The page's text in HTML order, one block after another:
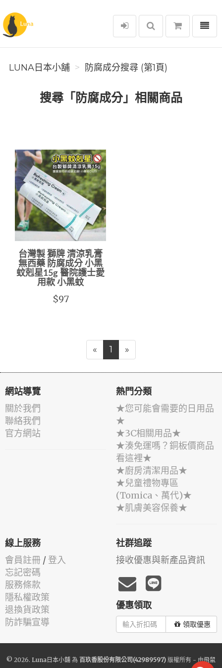
Luna日本小舖
選單
LUNA日本小舖 防腐成分搜尋 (第1頁)
搜尋「防腐成分」相關商品
台灣製 獅牌 清涼乳膏
無西藥 防腐成分 小黑
蚊剋星15g 醫院護士愛
用款 小黑蚊
$97
« 1 »
網站導覽
關於我們
聯絡我們
官方網站
熱門分類
★您可能會需要的日用品
★
★3C相關用品★
★湊免運嗎？銅板價商品
看這裡★
★廚房清潔用品★
★兒童禮物專區
(Tomica、萬代)★
★肌膚美容保養★
線上服務
會員註冊 / 登入
忘記密碼
服務條款
隱私權政策
退換貨政策
防詐騙宣導
社群追蹤
接收優惠與新產品資訊
優惠領取
領取優惠
© 2026. Luna日本小舖 為 百玖香股份有限公司(42989597) 版權所有 - 由飛鼠